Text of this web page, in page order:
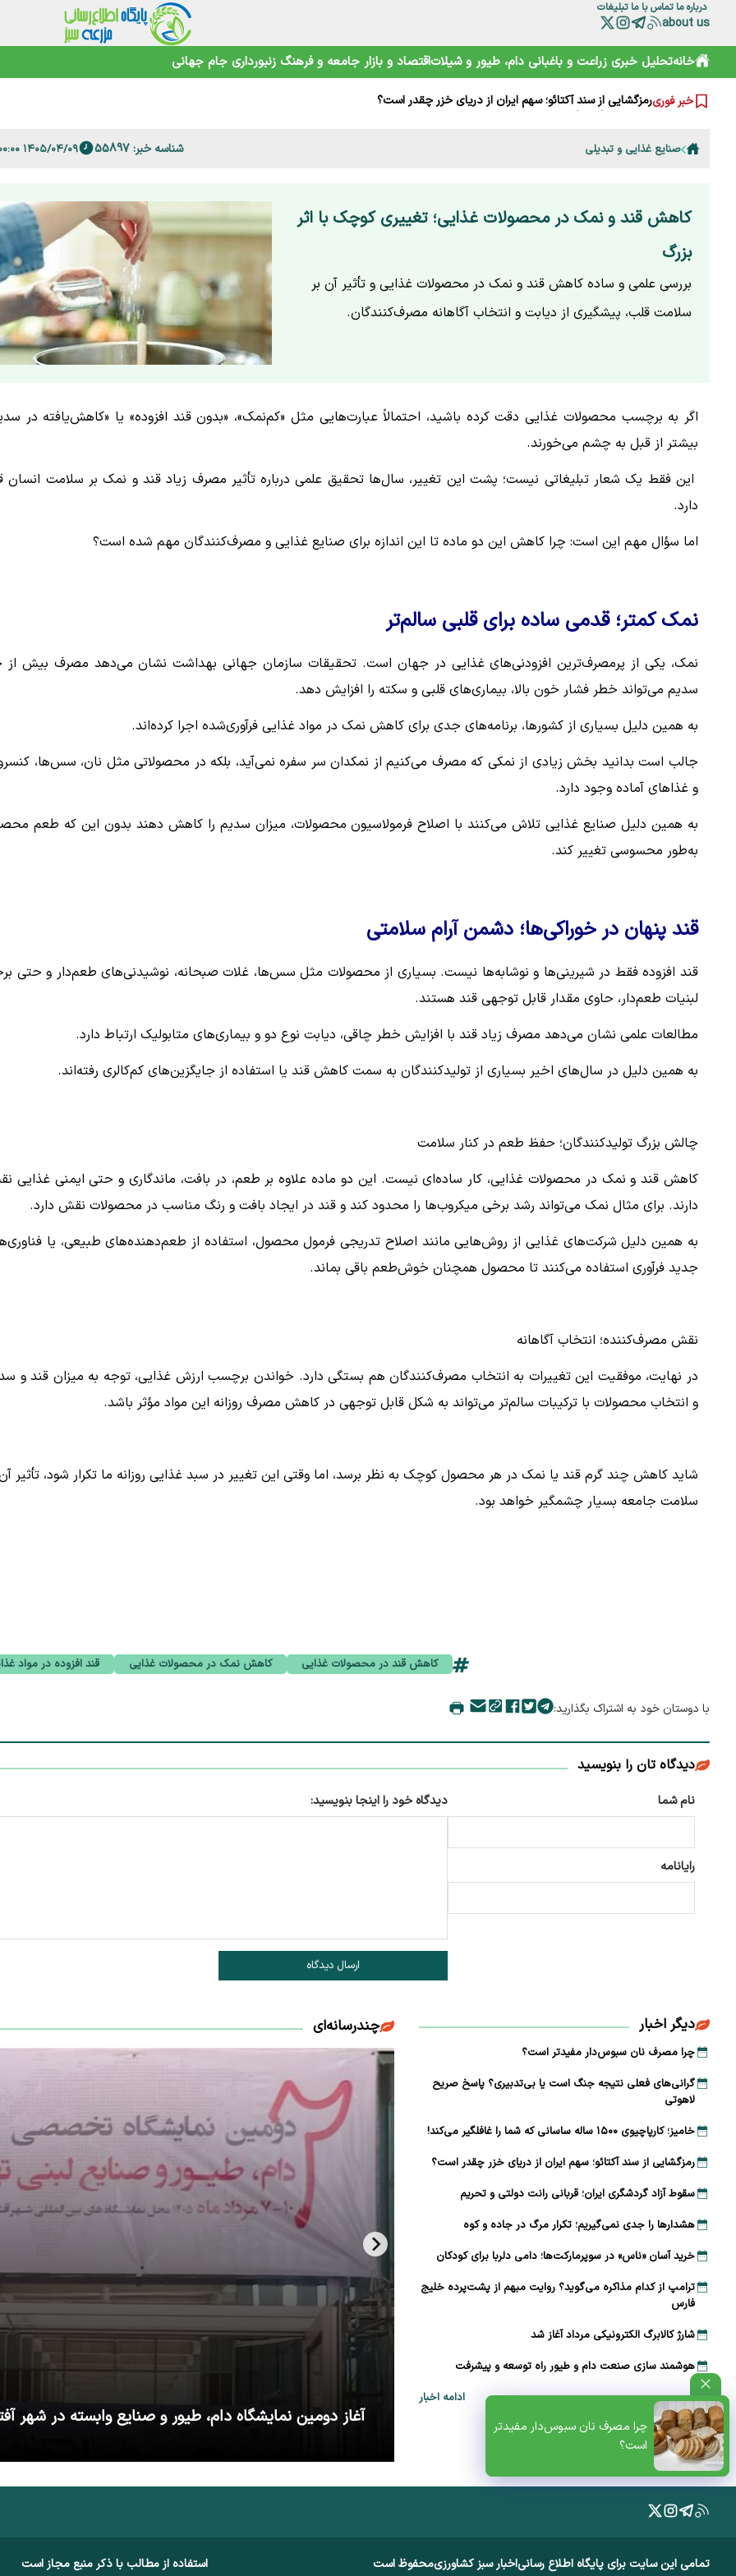
درباره ما تماس با ما تبلیغات
about us
خانهتحلیل خبری زراعت و باغبانی دام، طیور و شیلاتاقتصاد و بازار جامعه و فرهنگ زنبورداری جام جهانی
خبر فوری
چرا مصرف نان سبوس‌دار مفیدتر است؟
گرانی‌های فعلی نتیجه جنگ است یا بی‌تدبیری؟ پاسخ صریح لاهوتی
خامیز؛ کارپاچیوی ۱۵۰۰ ساله ساسانی که شما را غافلگیر می‌کند!
رمزگشایی از سند آکتائو؛ سهم ایران از دریای خزر چقدر است؟
سقوط آزاد گردشگری ایران؛ قربانی رانت دولتی و تحریم
خرید آسان «ناس» در سوپرمارکت‌ها؛ دامی دلربا برای کودکان
چرا مصرف نان سبوس‌دار مفیدتر
است؟
صنایع غذایی و تبدیلی شناسه خبر: 55897 ۱۴۰۵/۰۴/۰۹ ۲۰:۰۰:۰۰
کاهش قند و نمک در محصولات غذایی؛ تغییری کوچک با اثر
بزرگ
بررسی علمی و ساده کاهش قند و نمک در محصولات غذایی و تأثیر آن بر
سلامت قلب، پیشگیری از دیابت و انتخاب آگاهانه مصرف‌کنندگان.
اگر به برچسب محصولات غذایی دقت کرده باشید، احتمالاً عبارت‌هایی مثل «کم‌نمک»، «بدون قند افزوده» یا «کاهش‌یافته در
بیشتر از قبل به چشم می‌خورند.
این فقط یک شعار تبلیغاتی نیست؛ پشت این تغییر، سال‌ها تحقیق علمی درباره تأثیر مصرف زیاد قند و نمک بر سلامت انسان
دارد.
اما سؤال مهم این است: چرا کاهش این دو ماده تا این اندازه برای صنایع غذایی و مصرف‌کنندگان مهم شده است؟
نمک کمتر؛ قدمی ساده برای قلبی سالم‌تر
نمک، یکی از پرمصرف‌ترین افزودنی‌های غذایی در جهان است. تحقیقات سازمان جهانی بهداشت نشان می‌دهد مصرف بیش از
سدیم می‌تواند خطر فشار خون بالا، بیماری‌های قلبی و سکته را افزایش دهد.
به همین دلیل بسیاری از کشورها، برنامه‌های جدی برای کاهش نمک در مواد غذایی فرآوری‌شده اجرا کرده‌اند.
جالب است بدانید بخش زیادی از نمکی که مصرف می‌کنیم از نمکدان سر سفره نمی‌آید، بلکه در محصولاتی مثل نان، سس‌ها،
و غذاهای آماده وجود دارد.
به همین دلیل صنایع غذایی تلاش می‌کنند با اصلاح فرمولاسیون محصولات، میزان سدیم را کاهش دهند بدون این که طعم
به‌طور محسوسی تغییر کند.
قند پنهان در خوراکی‌ها؛ دشمن آرام سلامتی
قند افزوده فقط در شیرینی‌ها و نوشابه‌ها نیست. بسیاری از محصولات مثل سس‌ها، غلات صبحانه، نوشیدنی‌های طعم‌دار و حتی
لبنیات طعم‌دار، حاوی مقدار قابل توجهی قند هستند.
مطالعات علمی نشان می‌دهد مصرف زیاد قند با افزایش خطر چاقی، دیابت نوع دو و بیماری‌های متابولیک ارتباط دارد.
به همین دلیل در سال‌های اخیر بسیاری از تولیدکنندگان به سمت کاهش قند یا استفاده از جایگزین‌های کم‌کالری رفته‌اند.
چالش بزرگ تولیدکنندگان؛ حفظ طعم در کنار سلامت
کاهش قند و نمک در محصولات غذایی، کار ساده‌ای نیست. این دو ماده علاوه بر طعم، در بافت، ماندگاری و حتی ایمنی غذایی
دارند. برای مثال نمک می‌تواند رشد برخی میکروب‌ها را محدود کند و قند در ایجاد بافت و رنگ مناسب در محصولات نقش دارد.
به همین دلیل شرکت‌های غذایی از روش‌هایی مانند اصلاح تدریجی فرمول محصول، استفاده از طعم‌دهنده‌های طبیعی، یا
جدید فرآوری استفاده می‌کنند تا محصول همچنان خوش‌طعم باقی بماند.
نقش مصرف‌کننده؛ انتخاب آگاهانه
در نهایت، موفقیت این تغییرات به انتخاب مصرف‌کنندگان هم بستگی دارد. خواندن برچسب ارزش غذایی، توجه به میزان قند و
و انتخاب محصولات با ترکیبات سالم‌تر می‌تواند به شکل قابل توجهی در کاهش مصرف روزانه این مواد مؤثر باشد.
شاید کاهش چند گرم قند یا نمک در هر محصول کوچک به نظر برسد، اما وقتی این تغییر در سبد غذایی روزانه ما تکرار شود، تأثیر
سلامت جامعه بسیار چشمگیر خواهد بود.
کاهش قند در محصولات غذایی کاهش نمک در محصولات غذایی قند افزوده در مواد
با دوستان خود به اشتراک بگذارید:
دیدگاه تان را بنویسید
نام شما
رایانامه
دیدگاه خود را اینجا بنویسید:
ارسال دیدگاه
دیگر اخبار
چرا مصرف نان سبوس‌دار مفیدتر است؟
گرانی‌های فعلی نتیجه جنگ است یا بی‌تدبیری؟ پاسخ صریح
لاهوتی
خامیز؛ کارپاچیوی ۱۵۰۰ ساله ساسانی که شما را غافلگیر می‌کند!
رمزگشایی از سند آکتائو؛ سهم ایران از دریای خزر چقدر است؟
سقوط آزاد گردشگری ایران؛ قربانی رانت دولتی و تحریم
هشدارها را جدی نمی‌گیریم؛ تکرار مرگ در جاده و کوه
خرید آسان «ناس» در سوپرمارکت‌ها؛ دامی دلربا برای کودکان
ترامپ از کدام مذاکره می‌گوید؟ روایت مبهم از پشت‌پرده خلیج
فارس
شارژ کالابرگ الکترونیکی مرداد آغاز شد
هوشمند سازی صنعت دام و طیور راه توسعه و پیشرفت
ادامه اخبار
چندرسانه‌ای
آغاز دومین نمایشگاه دام، طیور و صنایع وابسته در شهر
تمامی این سایت برای پایگاه اطلاع رسانیاخبار سبز کشاورزیمحفوظ است استفاده از مطالب با ذکر منبع مجاز است